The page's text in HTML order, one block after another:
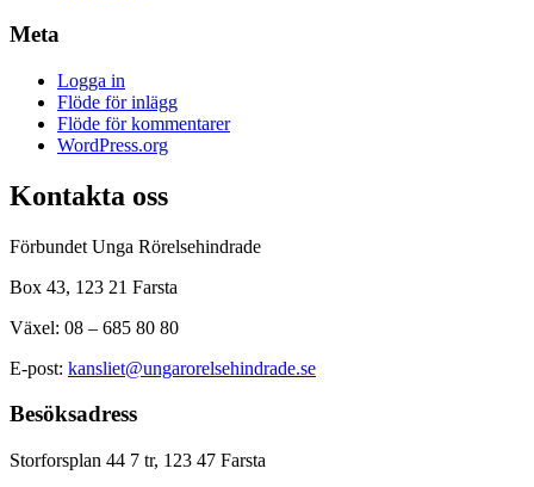
Meta
Logga in
Flöde för inlägg
Flöde för kommentarer
WordPress.org
Kontakta oss
Förbundet Unga Rörelsehindrade
Box 43, 123 21 Farsta
Växel: 08 – 685 80 80
E-post: kansliet@ungarorelsehindrade.se
Besöksadress
Storforsplan 44 7 tr, 123 47 Farsta